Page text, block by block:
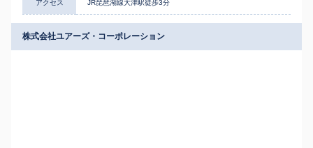
アクセス JR琵琶湖線大津駅徒歩3分
株式会社ユアーズ・コーポレーション